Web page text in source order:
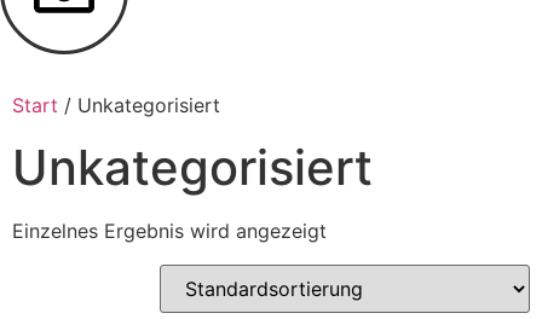
Start / Unkategorisiert
Unkategorisiert
Einzelnes Ergebnis wird angezeigt